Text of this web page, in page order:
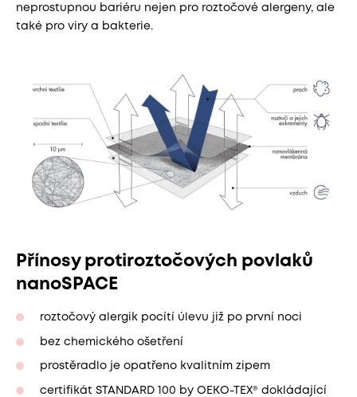
neprostupnou bariéru nejen pro roztočové alergeny, ale
také pro viry a bakterie.
Přínosy protiroztočových povlaků
nanoSPACE
roztočový alergik pocítí úlevu již po první noci
bez chemického ošetření
prostěradlo je opatřeno kvalitním zipem
certifikát STANDARD 100 by OEKO-TEX® dokládající